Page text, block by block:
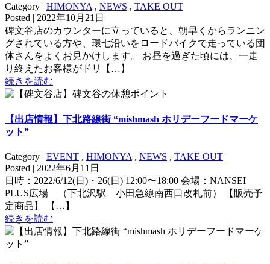
Category | HIMONYA , NEWS , TAKE OUT
Posted | 2022年10月21日
碑文谷店のカウンターに立っていると、朝早くからランニン
グされている方や、環七沿いをロードバイクで走っている団
体さんをよくお見かけします。 お昼を過ぎた頃には、一走
り終えたお客様がドリ【…】
続きを読む
【出店情報】下北路線街 “mishmash ホリデーフードマーケ
ット”
Category | EVENT , HIMONYA , NEWS , TAKE OUT
Posted | 2022年6月11日
日時：2022/6/12(日)・26(日) 12:00〜18:00 会場：NANSEI
PLUS広場 （下北沢駅 小田急線南西口改札前） 【販売予
定商品】 【…】
続きを読む